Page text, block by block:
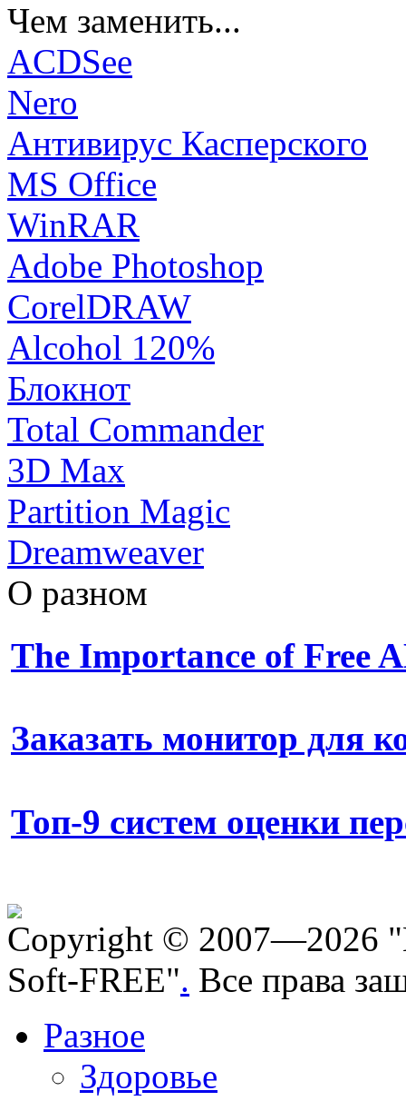
Чем заменить...
ACDSee
Nero
Антивирус Касперского
MS Office
WinRAR
Adobe Photoshop
CorelDRAW
Alcohol 120%
Блокнот
Total Commander
3D Max
Partition Magic
Dreamweaver
О разном
The Importance of Free
Заказать монитор для
Топ-9 систем оценки
Copyright © 2007—2026
Soft-FREE". Все права
Разное
Здоровье